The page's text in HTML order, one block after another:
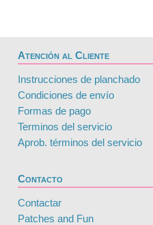
Atención al Cliente
Instrucciones de planchado
Condiciones de envío
Formas de pago
Terminos del servicio
Aprob. términos del servicio
Contacto
Contactar
Patches and Fun